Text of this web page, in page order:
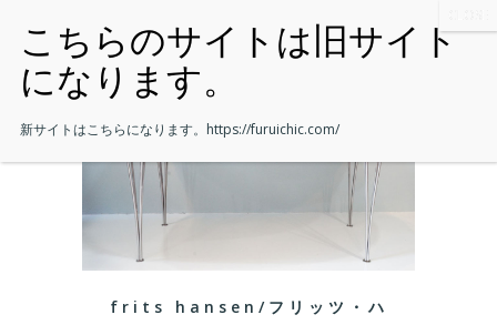
frits hansen/フリッツ・ハ
新サイトはこちらになります。 https://furuichic.com/